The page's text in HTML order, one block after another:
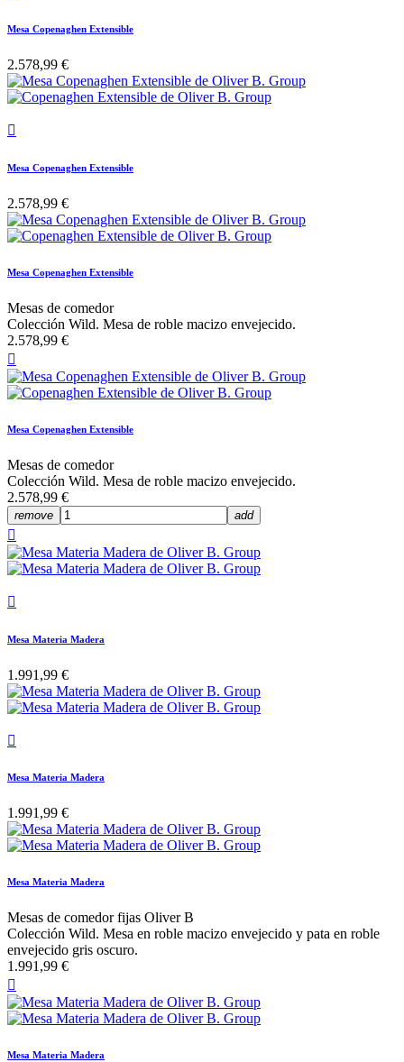
Mesa Copenaghen Extensible
2.578,99 €

Mesa Copenaghen Extensible
2.578,99 €
Mesa Copenaghen Extensible
Mesas de comedor
Colección Wild. Mesa de roble macizo envejecido.
2.578,99 €

Mesa Copenaghen Extensible
Mesas de comedor
Colección Wild. Mesa de roble macizo envejecido.
2.578,99 €
remove add


Mesa Materia Madera
1.991,99 €

Mesa Materia Madera
1.991,99 €
Mesa Materia Madera
Mesas de comedor fijas Oliver B
Colección Wild. Mesa en roble macizo envejecido y pata en roble
envejecido gris oscuro.
1.991,99 €

Mesa Materia Madera